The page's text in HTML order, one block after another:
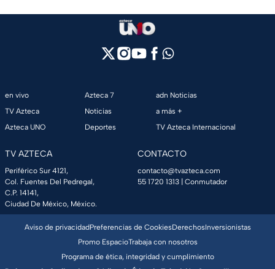
en vivo
TV Azteca
Azteca UNO
Azteca 7
Noticias
Deportes
adn Noticias
a más +
TV Azteca Internacional
TV AZTECA
Periférico Sur 4121,
Col. Fuentes Del Pedregal,
C.P. 14141,
Ciudad De México, México.
CONTACTO
contacto@tvazteca.com
55 1720 1313 | Conmutador
Aviso de privacidadPreferencias de CookiesDerechosInversionistas
Promo EspacioTrabaja con nosotros
Programa de ética, integridad y cumplimiento